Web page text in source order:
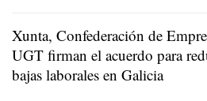
Xunta, Confederación de
UGT firman el acuerdo para
bajas laborales en Galicia